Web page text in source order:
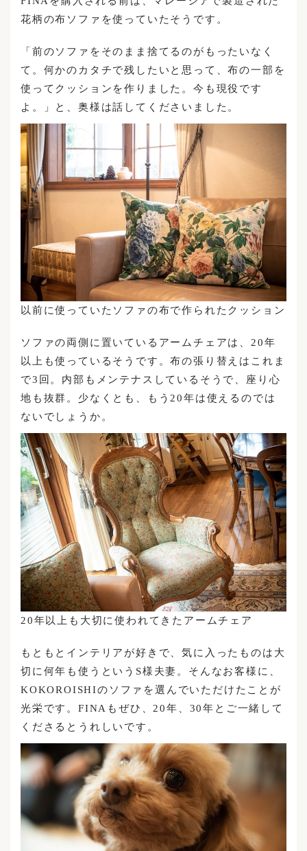
花柄の布ソファを使っていたそうです。
「前のソファをそのまま捨てるのがもったいなく
て。何かのカタチで残したいと思って、布の一部を
使ってクッションを作りました。今も現役です
よ。」と、奥様は話してくださいました。
以前に使っていたソファの布で作られたクッション
ソファの両側に置いているアームチェアは、20年
以上も使っているそうです。布の張り替えはこれま
で3回。内部もメンテナスしているそうで、座り心
地も抜群。少なくとも、もう20年は使えるのでは
ないでしょうか。
20年以上も大切に使われてきたアームチェア
もともとインテリアが好きで、気に入ったものは大
切に何年も使うというS様夫妻。そんなお客様に、
KOKOROISHIのソファを選んでいただけたことが
光栄です。FINAもぜひ、20年、30年とご一緒して
くださるとうれしいです。